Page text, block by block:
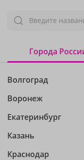
Введите
Города
Волгоград
Воронеж
Екатеринбург
Казань
Краснодар